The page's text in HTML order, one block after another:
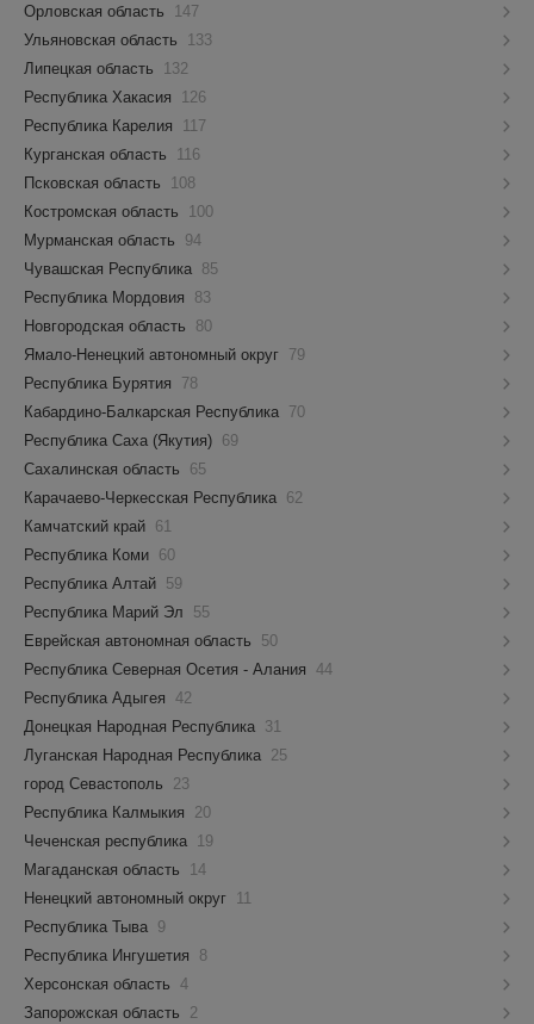
Орловская область
147
Ульяновская область
133
Липецкая область
132
Республика Хакасия
126
Республика Карелия
117
Курганская область
116
Псковская область
108
Костромская область
100
Мурманская область
94
Чувашская Республика 85
Республика Мордовия
83
Новгородская область
80
Ямало-Ненецкий автономный округ 79
Республика Бурятия
78
Кабардино-Балкарская Республика 70
Республика Саха (Якутия) 69
Сахалинская область
65
Карачаево-Черкесская Республика 62
Камчатский край 61
Республика Коми 60
Республика Алтай 59
Республика Марий Эл
55
Еврейская автономная область
50
Республика Северная Осетия - Алания 44
Республика Адыгея 42
Донецкая Народная Республика 31
Луганская Народная Республика 25
город Севастополь
23
Республика Калмыкия
20
Чеченская республика 19
Магаданская область
14
Ненецкий автономный округ 11
Республика Тыва 9
Республика Ингушетия
8
Херсонская область 4
Запорожская область
2